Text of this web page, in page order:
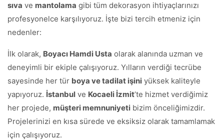
sıva ve mantolama gibi tüm dekorasyon ihtiyaçlarınızı
profesyonelce karşılıyoruz. İşte bizi tercih etmeniz için
nedenler:
İlk olarak, Boyacı Hamdi Usta olarak alanında uzman ve
deneyimli bir ekiple çalışıyoruz. Yılların verdiği tecrübe
sayesinde her tür boya ve tadilat işini yüksek kaliteyle
yapıyoruz. İstanbul ve Kocaeli İzmit’te hizmet verdiğimiz
her projede, müşteri memnuniyeti bizim önceliğimizdir.
Projelerinizi en kısa sürede ve eksiksiz olarak tamamlamak
için çalışıyoruz.